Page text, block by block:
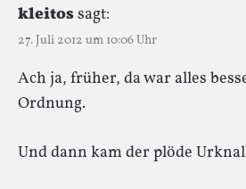
kleitossagt:
27. Juli 2012 um 10:06 Uhr
Ach ja, früher, da war alles
Ordnung.
Und dann kam der plöde